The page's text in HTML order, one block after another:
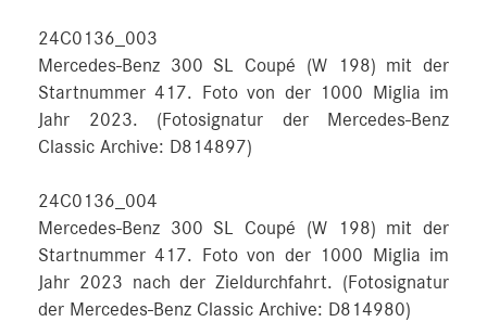
24C0136_003
Mercedes-Benz 300 SL Coupé (W 198) mit der
Startnummer 417. Foto von der 1000 Miglia im
Jahr 2023. (Fotosignatur der Mercedes-Benz
Classic Archive: D814897)
24C0136_004
Mercedes-Benz 300 SL Coupé (W 198) mit der
Startnummer 417. Foto von der 1000 Miglia im
Jahr 2023 nach der Zieldurchfahrt. (Fotosignatur
der Mercedes-Benz Classic Archive: D814980)